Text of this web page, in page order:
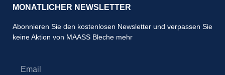
MONATLICHER NEWSLETTER
Abonnieren Sie den kostenlosen Newsletter und verpassen Sie
keine Aktion von MAASS Bleche mehr